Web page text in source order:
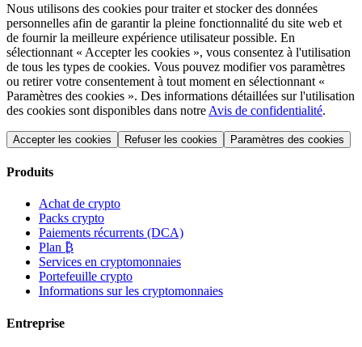
Nous utilisons des cookies pour traiter et stocker des données
personnelles afin de garantir la pleine fonctionnalité du site web et
de fournir la meilleure expérience utilisateur possible. En
sélectionnant « Accepter les cookies », vous consentez à l'utilisation
de tous les types de cookies. Vous pouvez modifier vos paramètres
ou retirer votre consentement à tout moment en sélectionnant «
Paramètres des cookies ». Des informations détaillées sur l'utilisation
des cookies sont disponibles dans notre Avis de confidentialité.
Accepter les cookies Refuser les cookies Paramètres des cookies
Produits
Achat de crypto
Packs crypto
Paiements récurrents (DCA)
Plan ₿
Services en cryptomonnaies
Portefeuille crypto
Informations sur les cryptomonnaies
Entreprise